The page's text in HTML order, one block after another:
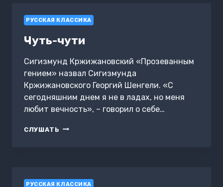
РУССКАЯ КЛАССИКА
Чуть-чути
Сигизмунд Кржижановский «Прозеванным
гением» назвал Сигизмунда
Кржижановского Георгий Шенгели. «С
сегодняшним днем я не в ладах, но меня
любит вечность», – говорил о себе…
СЛУШАТЬ ЧУТЬ-
РУССКАЯ КЛАССИКА